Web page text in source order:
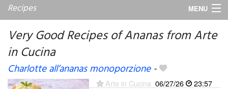
Recipes MENU
Very Good Recipes of Ananas from Arte
in Cucina
Charlotte all’ananas monoporzione-
Arte in Cucina 06/27/26
23:57